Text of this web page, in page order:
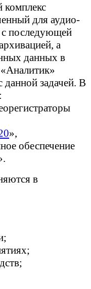
для аудио-
последующей
а
данных в
данной задачей. В
»,
обеспечение
в